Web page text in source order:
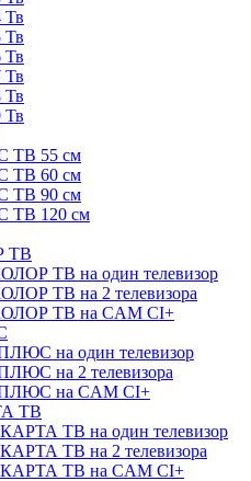
ТВ 55 см
ТВ 60 см
ТВ 90 см
ТВ 120 см
ТВ
ТВ на один телевизор
ТВ на 2 телевизора
ТВ на CAM CI+
на один телевизор
на 2 телевизора
на CAM CI+
ТВ
ТВ на один телевизор
ТВ на 2 телевизора
ТВ на CAM CI+